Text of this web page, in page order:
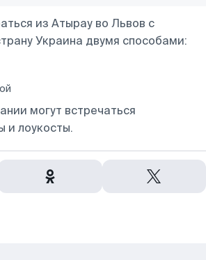
из Атырау во Львов с
Украина двумя способами:
могут встречаться
и лоукосты.